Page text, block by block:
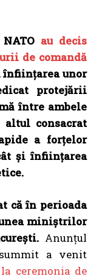
au decis
de comandă
înființarea unor
protejării
între ambele
consacrat
a forțelor
și înființarea
că în perioada
miniștrilor
Anunțul
a venit
ceremonia de